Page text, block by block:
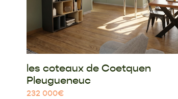
les coteaux de Coetquen
Pleugueneuc
232 000€